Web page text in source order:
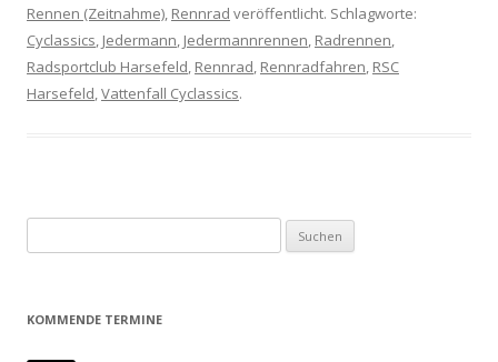
Rennen (Zeitnahme), Rennrad veröffentlicht. Schlagworte:
Cyclassics, Jedermann, Jedermannrennen, Radrennen,
Radsportclub Harsefeld, Rennrad, Rennradfahren, RSC
Harsefeld,Vattenfall Cyclassics.
nach:
KOMMENDE TERMINE